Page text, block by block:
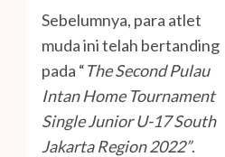
Sebelumnya, para atlet
muda ini telah bertanding
pada “The Second Pulau
Intan Home Tournament
Single Junior U-17 South
Jakarta Region 2022”.